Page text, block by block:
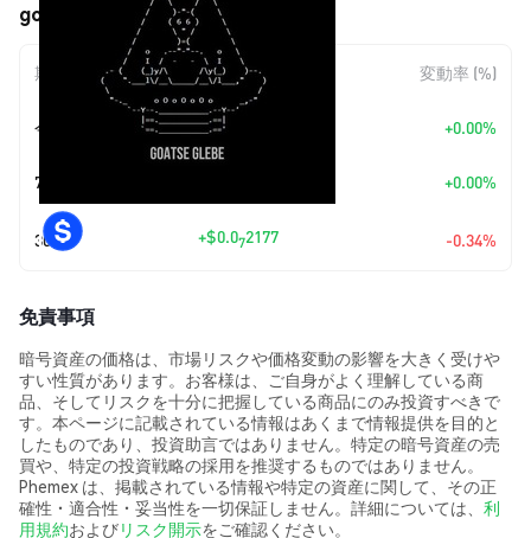
goatseglebe (GLEBE) の価格変動
期間 金額変動 変動率 (%)
今日 +$0.00 +0.00%
7日 +0.00%
30日 +$0.072177 -0.34%
免責事項
暗号資産の価格は、市場リスクや価格変動の影響を大きく受けや
すい性質があります。お客様は、ご自身がよく理解している商
品、そしてリスクを十分に把握している商品にのみ投資すべきで
す。本ページに記載されている情報はあくまで情報提供を目的と
したものであり、投資助言ではありません。特定の暗号資産の売
買や、特定の投資戦略の採用を推奨するものではありません。
Phemex は、掲載されている情報や特定の資産に関して、その正
確性・適合性・妥当性を一切保証しません。詳細については、 利
用規約およびリスク開示をご確認ください。